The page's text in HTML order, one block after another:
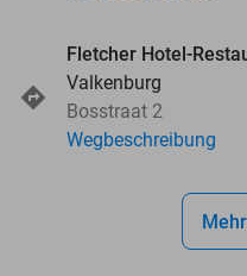
Fletcher Hotel-
Valkenburg
Bosstraat 2
Wegbeschreibung